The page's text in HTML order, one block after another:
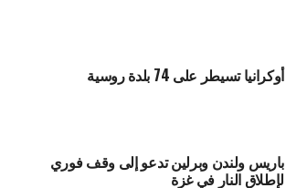
أوكرانيا تسيطر على 74 بلدة روسية
باريس ولندن وبرلين تدعو إلى وقف فوري
لإطلاق النار في غزة